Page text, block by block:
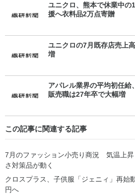
ユニクロ、熊本で休業中
援へ衣料品2万点寄贈
ユニクロの7月既存店売上
増
アパレル業界の平均初任
販売職は27年卒で大幅増
この記事に関連する記事
7月のファッション小売り商況 気温上
さ対策品が動く
クロスプラス、子供服「ジェニィ」再
円へ